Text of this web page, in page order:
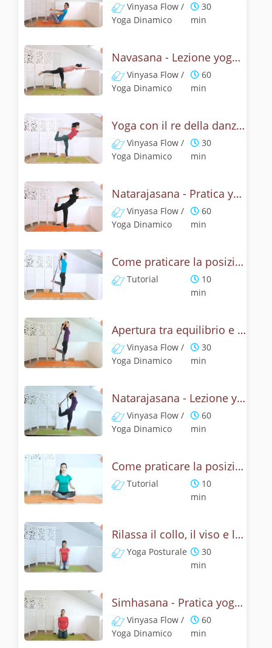
Vinyasa Flow /
Yoga Dinamico
30
min
Navasana - Lezione yoga con la mitologia della posizione della barca
Vinyasa Flow /
Yoga Dinamico
60
min
Yoga con il re della danza - Natarajasana con un braccio
Vinyasa Flow /
Yoga Dinamico
30
min
Natarajasana - Pratica yoga con la tecnica della posizione di Shiva danzante
Vinyasa Flow /
Yoga Dinamico
60
min
Come praticare la posizione Signore della danza? Tutorial di Natarajasana
Tutorial
10
min
Apertura tra equilibrio e cuore - Natrajasana
Vinyasa Flow /
Yoga Dinamico
30
min
Natarajasana - Lezione yoga con la mitologia della posizione di Shiva danzante
Vinyasa Flow /
Yoga Dinamico
60
min
Come praticare la posizione del leone? Tutorial Simhasana
Tutorial
10
min
Rilassa il collo, il viso e le spalle - Yoga con la posizione del leone
Yoga Posturale
30
min
Simhasana - Pratica yoga con la tecnica della posizione del ruggito del leone
Vinyasa Flow /
Yoga Dinamico
60
min